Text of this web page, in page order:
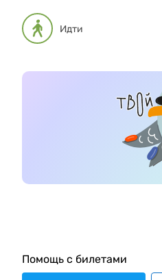
Идти
Помощь с билетами